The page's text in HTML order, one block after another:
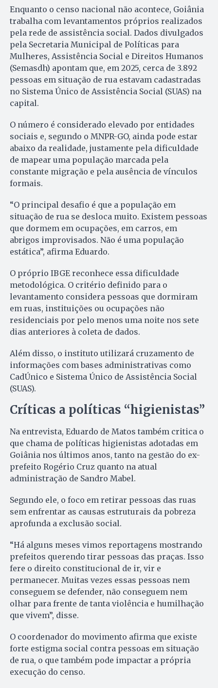
Enquanto o censo nacional não acontece, Goiânia
trabalha com levantamentos próprios realizados
pela rede de assistência social. Dados divulgados
pela Secretaria Municipal de Políticas para
Mulheres, Assistência Social e Direitos Humanos
(Semasdh) apontam que, em 2025, cerca de 3.892
pessoas em situação de rua estavam cadastradas
no Sistema Único de Assistência Social (SUAS) na
capital.
O número é considerado elevado por entidades
sociais e, segundo o MNPR-GO, ainda pode estar
abaixo da realidade, justamente pela dificuldade
de mapear uma população marcada pela
constante migração e pela ausência de vínculos
formais.
“O principal desafio é que a população em
situação de rua se desloca muito. Existem pessoas
que dormem em ocupações, em carros, em
abrigos improvisados. Não é uma população
estática”, afirma Eduardo.
O próprio IBGE reconhece essa dificuldade
metodológica. O critério definido para o
levantamento considera pessoas que dormiram
em ruas, instituições ou ocupações não
residenciais por pelo menos uma noite nos sete
dias anteriores à coleta de dados.
Além disso, o instituto utilizará cruzamento de
informações com bases administrativas como
CadÚnico e Sistema Único de Assistência Social
(SUAS).
Críticas a políticas “higienistas”
Na entrevista, Eduardo de Matos também critica o
que chama de políticas higienistas adotadas em
Goiânia nos últimos anos, tanto na gestão do ex-
prefeito Rogério Cruz quanto na atual
administração de Sandro Mabel.
Segundo ele, o foco em retirar pessoas das ruas
sem enfrentar as causas estruturais da pobreza
aprofunda a exclusão social.
“Há alguns meses vimos reportagens mostrando
prefeitos querendo tirar pessoas das praças. Isso
fere o direito constitucional de ir, vir e
permanecer. Muitas vezes essas pessoas nem
conseguem se defender, não conseguem nem
olhar para frente de tanta violência e humilhação
que vivem”, disse.
O coordenador do movimento afirma que existe
forte estigma social contra pessoas em situação
de rua, o que também pode impactar a própria
execução do censo.